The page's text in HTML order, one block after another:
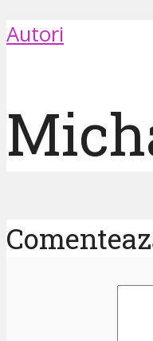
Autori